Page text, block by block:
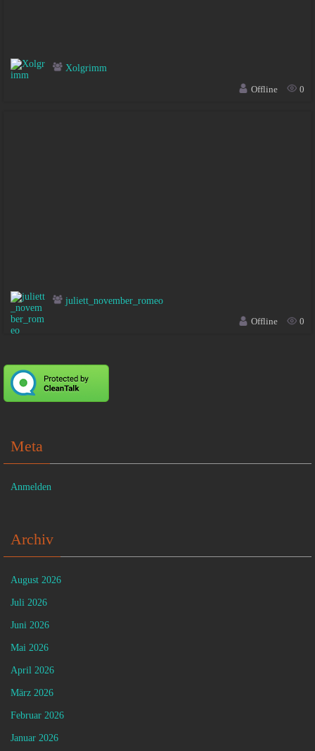
Xolgrimm
Offline
0
juliett_november_romeo
Offline
0
Meta
Anmelden
Archiv
August 2026
Juli 2026
Juni 2026
Mai 2026
April 2026
März 2026
Februar 2026
Januar 2026